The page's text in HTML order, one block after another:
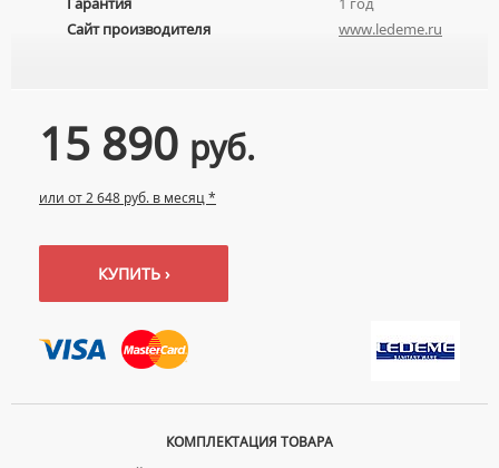
Сайт производителя
www.ledeme.ru
15 890 руб.
или от 2 648 руб. в месяц *
КУПИТЬ ›
КОМПЛЕКТАЦИЯ ТОВАРА
УМЫВАЛЬНИКИ С ПЬЕДЕСТАЛАМИ
КОМПЛЕКТУЮЩИЕ ДЛЯ УНИТАЗОВ